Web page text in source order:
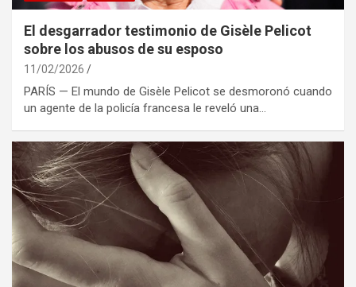
El desgarrador testimonio de Gisèle Pelicot
sobre los abusos de su esposo
11/02/2026
PARÍS — El mundo de Gisèle Pelicot se desmoronó cuando
un agente de la policía francesa le reveló una…